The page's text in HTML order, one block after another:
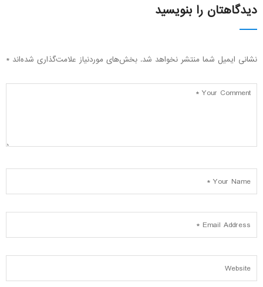
دیدگاهتان را بنویسید
نشانی ایمیل شما منتشر نخواهد شد. بخش‌های موردنیاز علامت‌گذاری شده‌اند *